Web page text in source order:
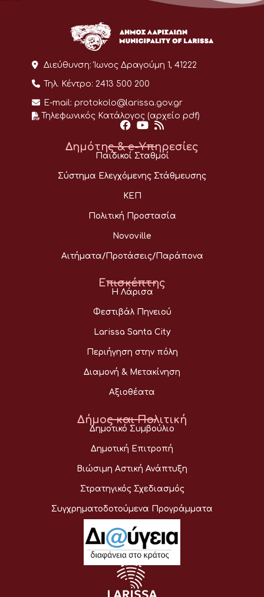
Διεύθυνση: Ίωνος Δραγούμη 1, 41222
Τηλ. Κέντρο: 2413 500 200
E-mail: protokolo@larissa.gov.gr
Τηλεφωνικός Κατάλογος (αρχείο pdf)
Δημότης & e-Υπηρεσίες
Παιδικοί Σταθμοί
Σύστημα Ελεγχόμενης Στάθμευσης
ΚΕΠ
Πολιτική Προστασία
Novoville
Αιτήματα/Προτάσεις/Παράπονα
Επισκέπτης
Η Λάρισα
Φεστιβάλ Πηνειού
Larissa Santa City
Περιήγηση στην πόλη
Διαμονή & Μετακίνηση
Αξιοθέατα
Δήμος και Πολιτική
Δημοτικό Συμβούλιο
Δημοτική Επιτροπή
Βιώσιμη Αστική Ανάπτυξη
Στρατηγικός Σχεδιασμός
Συγχρηματοδοτούμενα Προγράμματα